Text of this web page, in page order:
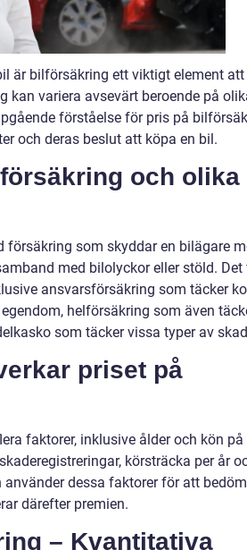
är bilförsäkring ett viktigt element
kan variera avsevärt beroende på
förståelse för pris på
och deras beslut att köpa en bil.
och olika
försäkring som skyddar en bilägare
med bilolyckor eller stöld. Det
ansvarsförsäkring som täcker
helförsäkring som även
som täcker vissa typer av
priset på
faktorer, inklusive ålder och kön på
körsträcka per år
dessa faktorer för att
därefter premien.
– Kvantitativa